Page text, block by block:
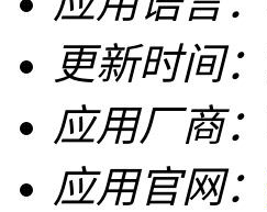
更新时间：
应用厂商：
应用官网：